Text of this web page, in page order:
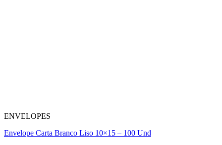
ENVELOPES
Envelope Carta Branco Liso 10×15 – 100 Und